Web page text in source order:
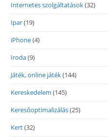
Internetes szolgáltatások(32)
Ipar(19)
iPhone(4)
Iroda(9)
Játék, online játék(144)
Kereskedelem (145)
Keresőoptimalizálás(25)
Kert(32)